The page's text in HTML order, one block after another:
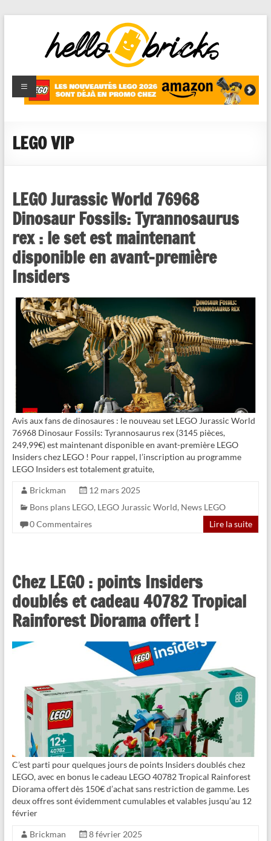
HelloBricks
Blog LEGO,
nouveaut�s
reviews
LEGO VIP
LEGO Jurassic World 76968
Dinosaur Fossils: Tyrannosaurus
rex : le set est maintenant
disponible en avant-première
Insiders
Avis aux fans de dinosaures : le nouveau set LEGO Jurassic World
76968 Dinosaur Fossils: Tyrannosaurus rex (3145 pièces,
249,99€) est maintenant disponible en avant-première LEGO
Insiders chez LEGO ! Pour rappel, l’inscription au programme
LEGO Insiders est totalement gratuite,
Brickman
12 mars 2025
Bons plans LEGO, LEGO Jurassic World, News LEGO
0 Commentaires
Lire la suite
Chez LEGO : points Insiders
doublés et cadeau 40782 Tropical
Rainforest Diorama offert !
C’est parti pour quelques jours de points Insiders doublés chez
LEGO, avec en bonus le cadeau LEGO 40782 Tropical Rainforest
Diorama offert dès 150€ d’achat sans restriction de gamme. Les
deux offres sont évidemment cumulables et valables jusqu’au 12
février
Brickman
8 février 2025